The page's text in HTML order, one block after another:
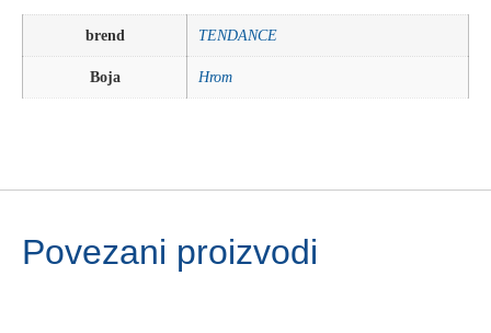
brend TENDANCE
Boja Hrom
Povezani proizvodi